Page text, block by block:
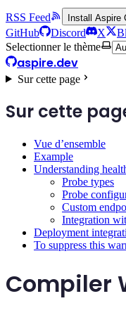
RSS Feed Install Aspire
GitHub Discord X
Selectionner le thème
aspire.dev
Sur cette page
Sur cette
Vue d’ensemble
Example
Understanding
Probe types
Probe
Custom
Integration
Deployment
To suppress this
Compiler